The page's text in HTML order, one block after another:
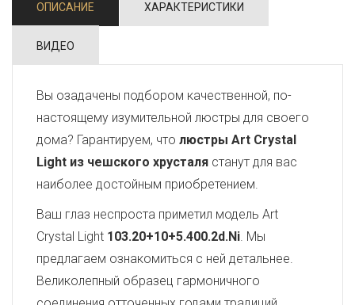
ОПИСАНИЕ ХАРАКТЕРИСТИКИ
ВИДЕО
Вы озадачены подбором качественной, по-
настоящему изумительной люстры для своего
дома? Гарантируем, что люстры Art Crystal
Light из чешского хрусталя станут для вас
наиболее достойным приобретением.
Ваш глаз неспроста приметил модель Art
Crystal Light 103.20+10+5.400.2d.Ni. Мы
предлагаем ознакомиться с ней детальнее.
Великолепный образец гармоничного